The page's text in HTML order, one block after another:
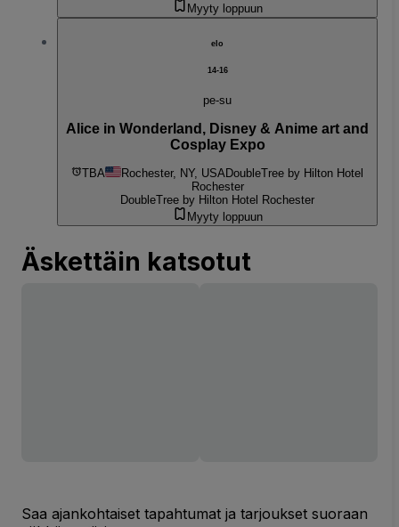
Myyty loppuun
elo
14-16
pe-su
Alice in Wonderland, Disney & Anime art and
Cosplay Expo
TBA Rochester, NY, USADoubleTree by Hilton Hotel
Rochester
DoubleTree by Hilton Hotel Rochester
Myyty loppuun
Äskettäin katsotut
Saa ajankohtaiset tapahtumat ja tarjoukset suoraan